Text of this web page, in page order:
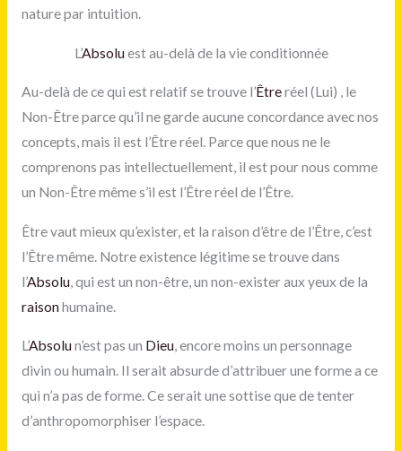
nature par intuition.
L’Absoluest au-delà de la vie conditionnée
Au-delà de ce qui est relatif se trouve l’Êtreréel (Lui) , le
Non-Être parce qu’il ne garde aucune concordance avec nos
concepts, mais il est l’Être réel. Parce que nous ne le
comprenons pas intellectuellement, il est pour nous comme
un Non-Être même s’il est l’Être réel de l’Être.
Être vaut mieux qu’exister, et la raison d’être de l’Être, c’est
l’Être même. Notre existence légitime se trouve dans
l’Absolu, qui est un non-être, un non-exister aux yeux de la
raisonhumaine.
L’Absolun’est pas un Dieu, encore moins un personnage
divin ou humain. Il serait absurde d’attribuer une forme a ce
qui n’a pas de forme. Ce serait une sottise que de tenter
d’anthropomorphiser l’espace.